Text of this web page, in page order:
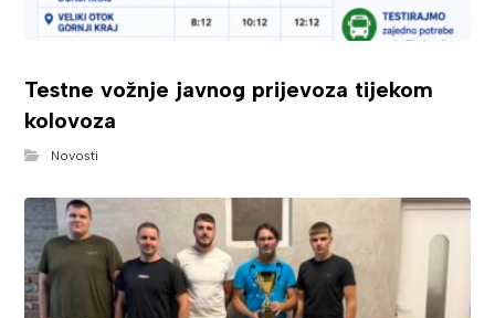
Testne vožnje javnog prijevoza tijekom
kolovoza
Novosti